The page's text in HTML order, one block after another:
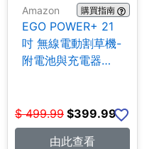
Amazon 購買指南
EGO POWER+ 21
吋 無線電動割草機-
附電池與充電器
$ 499.99 $399.99
由此查看